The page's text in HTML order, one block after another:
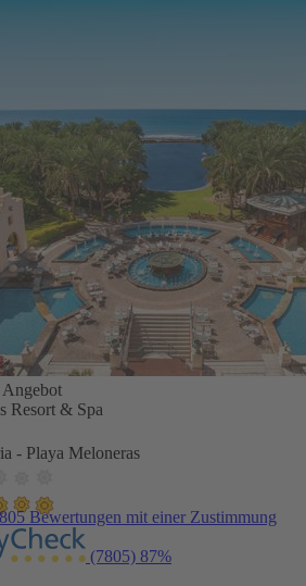
Resort & Spa
- Playa Meloneras
Bewertungen mit einer Zustimmung
(7805) 87%